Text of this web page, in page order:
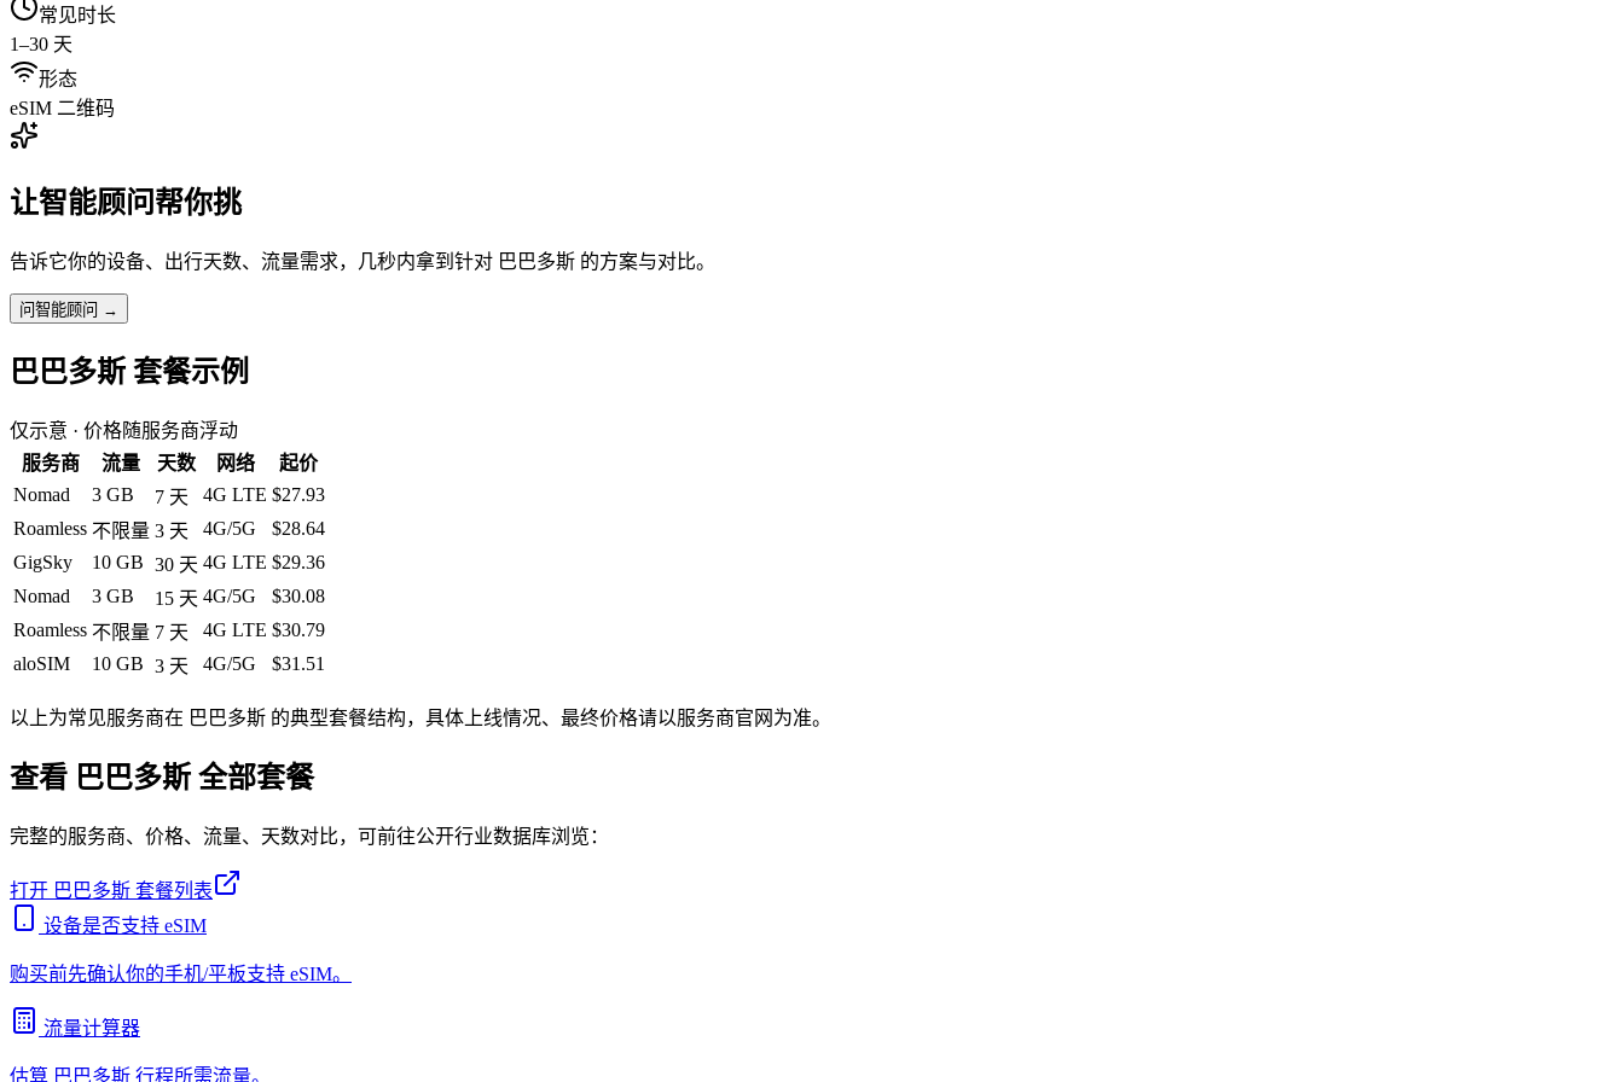
常见时长
1–30 天
形态
eSIM 二维码
让智能顾问帮你挑
告诉它你的设备、出行天数、流量需求，几秒内拿到针对 巴巴多斯 的方案与对比。
问智能顾问 →
巴巴多斯 套餐示例
仅示意 · 价格随服务商浮动
服务商
流量 天数 网络
起价
Nomad
3 GB 7 天 4G LTE $27.93
Roamless 不限量 3 天 4G/5G
$28.64
GigSky
10 GB 30 天 4G LTE $29.36
Nomad
3 GB 15 天 4G/5G
$30.08
Roamless 不限量 7 天 4G LTE $30.79
aloSIM
10 GB 3 天 4G/5G $31.51
以上为常见服务商在 巴巴多斯 的典型套餐结构，具体上线情况、最终价格请以服务商官网为准。
查看 巴巴多斯 全部套餐
完整的服务商、价格、流量、天数对比，可前往公开行业数据库浏览：
打开 巴巴多斯 套餐列表
设备是否支持 eSIM
购买前先确认你的手机/平板支持 eSIM。
流量计算器
估算 巴巴多斯 行程所需流量。